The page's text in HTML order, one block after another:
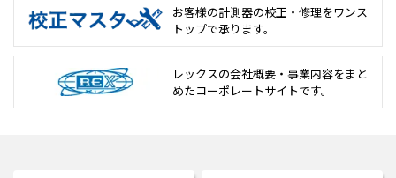
お客様の計測器の校正・修理をワンス
トップで承ります。
レックスの会社概要・事業内容をまと
めたコーポレートサイトです。